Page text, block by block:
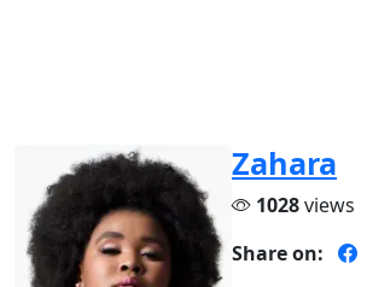
Zahara
1028views
Share on: